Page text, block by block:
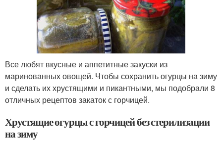
Все любят вкусные и аппетитные закуски из
маринованных овощей. Чтобы сохранить огурцы на зиму
и сделать их хрустящими и пикантными, мы подобрали 8
отличных рецептов закаток с горчицей.
Хрустящие огурцы с горчицей без стерилизации
на зиму